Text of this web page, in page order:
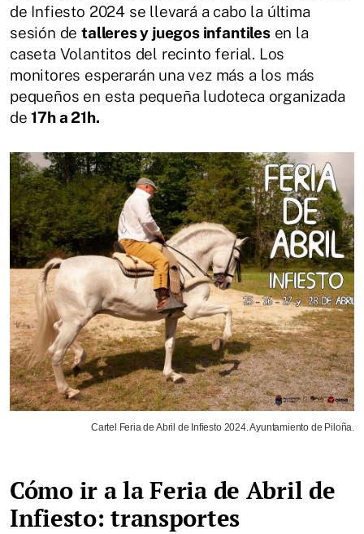
de Infiesto 2024 se llevará a cabo la última
sesión detalleres y juegos infantilesen la
caseta Volantitos del recinto ferial. Los
monitores esperarán una vez más a los más
pequeños en esta pequeña ludoteca organizada
de17h a 21h.
Cartel Feria de Abril de Infiesto 2024. Ayuntamiento de Piloña.
Cómo ir a la Feria de Abril de
Infiesto: transportes